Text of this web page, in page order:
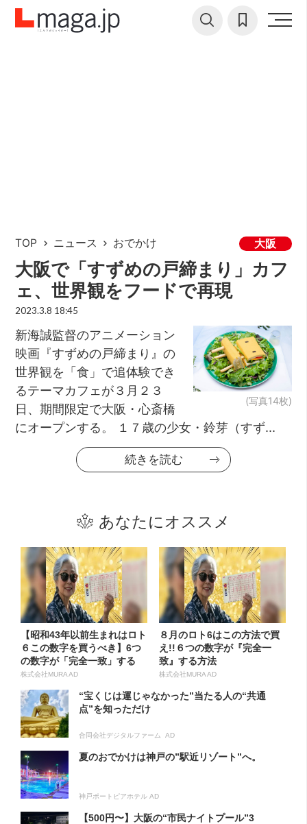
TOP ニュース おでかけ 大阪
大阪で「すずめの戸締まり」カフ
ェ、世界観をフードで再現
2023.3.8 18:45
(写真14枚)
新海誠監督のアニメーション
映画『すずめの戸締まり』の
世界観を「食」で追体験でき
るテーマカフェが３月２３
日、期間限定で大阪・心斎橋
にオープンする。 １７歳の少女・鈴芽（すず...
続きを読む
あなたにオススメ
【昭和43年以前生まれはロト
６この数字を買うべき】6つ
の数字が「完全一致」する
方...
株式会社MURA AD
８月のロト6はこの方法で買
え!!６つの数字が『完全一
致』する方法
株式会社MURA AD
“宝くじは運じゃなかった”当たる人の“共通
点”を知っただけ
合同会社デジタルファーム AD
夏のおでかけは神戸の”駅近リゾート”へ。
神戸ポートピアホテル AD
【500円〜】大阪の“市民ナイトプール”3